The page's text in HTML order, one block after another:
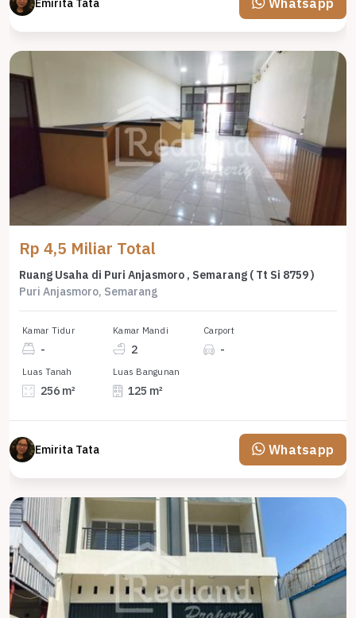
Emirita Tata
Rp 4,5 Miliar Total
Ruang Usaha di Puri Anjasmoro , Semarang ( Tt Si 8759 )
Puri Anjasmoro, Semarang
Kamar Tidur
-
Kamar Mandi
2
Carport
-
Luas Tanah
256 m²
Luas Bangunan
125 m²
Emirita Tata Whatsapp